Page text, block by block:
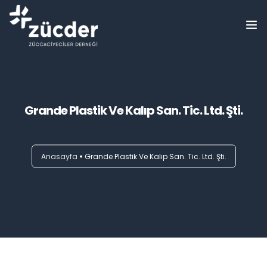
Etkinlikler
Grande Plastik Ve Kalıp San. Tic. Ltd. Şti.
Anasayfa Grande Plastik Ve Kalıp San. Tic. Ltd. Şti.